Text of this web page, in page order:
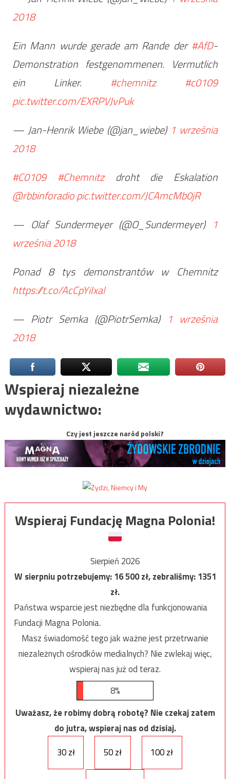
2018
Ein Mann wurde gerade am Rande der #AfD-
Demonstration festgenommenen. Vermutlich
ein Linker. #chemnitz
#c0109
pic.twitter.com/EXRPVJvPuk
— Jan-Henrik Wiebe (@jan_wiebe) 1 września
2018
#C0109
#Chemnitzdroht die Eskalation
@rbbinforadiopic.twitter.com/JCAmcMb0jR
— Olaf Sundermeyer (@O_Sundermeyer) 1
września 2018
Ponad 8 tys demonstrantów w Chemnitz
https://t.co/AcCpYiIxal
— Piotr Semka (@PiotrSemka) 1 września
2018
Wspieraj niezależne
wydawnictwo:
Czy jest jeszcze naród polski?
Wspieraj Fundację Magna Polonia!
Sierpień 2026
W sierpniu potrzebujemy:16 500zł, zebraliśmy:1351
zł.
Państwa wsparcie jest niezbędne dla funkcjonowania
Fundacji Magna Polonia.
Masz świadomość tego jak ważne jest przetrwanie
niezależnych ośrodków medialnych? Nie zwlekaj więc,
wspieraj nas już od teraz.
8%
Uważasz, że robimy dobrą robotę? Nie czekaj zatem
do jutra, wspieraj nas od dzisiaj.
30 zł
50 zł 100 zł